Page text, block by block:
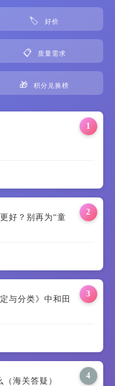
🏷️ 好价
📋 质量需求
🎁 积分兑换榜
1
2
好？别再为“童
3
与分类》中和田
4
海关答疑）